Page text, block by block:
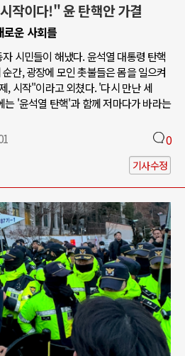
작이다!" 윤 탄핵안 가결
로운 사회를
시민들이 해냈다. 윤석열 대통령 탄핵
간, 광장에 모인 촛불들은 몸을 일으켜
, 시작"이라고 외쳤다. '다시 만난 세
'윤석열 탄핵'과 함께 저마다가 바라는
0
기사수정